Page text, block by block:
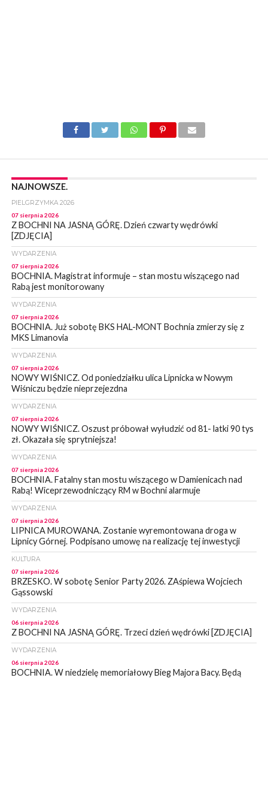
NAJNOWSZE.
PIELGRZYMKA 2026
07 sierpnia 2026
Z BOCHNI NA JASNĄ GÓRĘ. Dzień czwarty wędrówki
[ZDJĘCIA]
WYDARZENIA
07 sierpnia 2026
BOCHNIA. Magistrat informuje – stan mostu wiszącego nad
Rabą jest monitorowany
WYDARZENIA
07 sierpnia 2026
BOCHNIA. Już sobotę BKS HAL-MONT Bochnia zmierzy się z
MKS Limanovia
WYDARZENIA
07 sierpnia 2026
NOWY WIŚNICZ. Od poniedziałku ulica Lipnicka w Nowym
Wiśniczu będzie nieprzejezdna
WYDARZENIA
07 sierpnia 2026
NOWY WIŚNICZ. Oszust próbował wyłudzić od 81- latki 90 tys
zł. Okazała się sprytniejsza!
WYDARZENIA
07 sierpnia 2026
BOCHNIA. Fatalny stan mostu wiszącego w Damienicach nad
Rabą! Wiceprzewodniczący RM w Bochni alarmuje
WYDARZENIA
07 sierpnia 2026
LIPNICA MUROWANA. Zostanie wyremontowana droga w
Lipnicy Górnej. Podpisano umowę na realizację tej inwestycji
KULTURA
07 sierpnia 2026
BRZESKO. W sobotę Senior Party 2026. ZAśpiewa Wojciech
Gąssowski
WYDARZENIA
06 sierpnia 2026
Z BOCHNI NA JASNĄ GÓRĘ. Trzeci dzień wędrówki [ZDJĘCIA]
WYDARZENIA
06 sierpnia 2026
BOCHNIA. W niedzielę memoriałowy Bieg Majora Bacy. Będą